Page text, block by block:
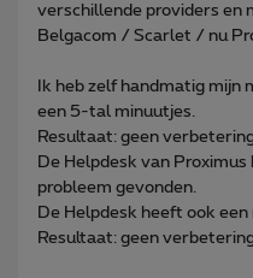
verschillende providers
Belgacom / Scarlet / nu
Ik heb zelf handmatig mijn
een 5-tal minuutjes.
Resultaat: geen
De Helpdesk van
probleem gevonden.
De Helpdesk heeft ook
Resultaat: geen